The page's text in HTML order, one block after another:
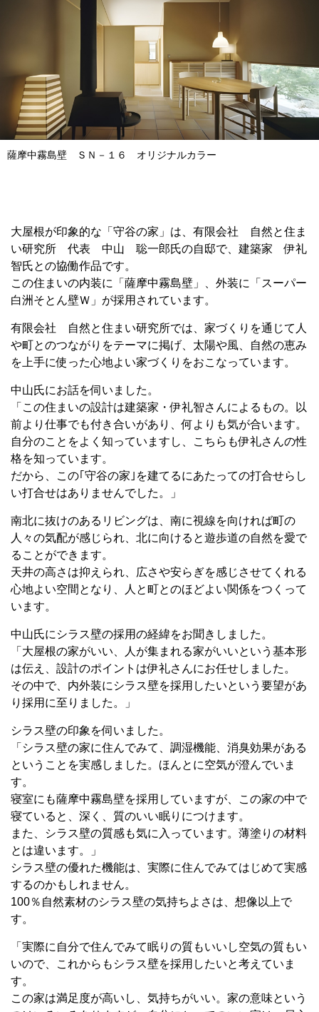
薩摩中霧島壁 ＳＮ－１６ オリジナルカラー
大屋根が印象的な「守谷の家」は、有限会社 自然と住ま
い研究所 代表 中山 聡一郎氏の自邸で、建築家 伊礼
智氏との協働作品です。
この住まいの内装に「薩摩中霧島壁」、外装に「スーパー
白洲そとん壁Ｗ」が採用されています。
有限会社 自然と住まい研究所では、家づくりを通じて人
や町とのつながりをテーマに掲げ、太陽や風、自然の恵み
を上手に使った心地よい家づくりをおこなっています。
中山氏にお話を伺いました。
「この住まいの設計は建築家・伊礼智さんによるもの。以
前より仕事でも付き合いがあり、何よりも気が合います。
自分のことをよく知っていますし、こちらも伊礼さんの性
格を知っています。
だから、この｢守谷の家｣を建てるにあたっての打合せらし
い打合せはありませんでした。」
南北に抜けのあるリビングは、南に視線を向ければ町の
人々の気配が感じられ、北に向けると遊歩道の自然を愛で
ることができます。
天井の高さは抑えられ、広さや安らぎを感じさせてくれる
心地よい空間となり、人と町とのほどよい関係をつくって
います。
中山氏にシラス壁の採用の経緯をお聞きしました。
「大屋根の家がいい、人が集まれる家がいいという基本形
は伝え、設計のポイントは伊礼さんにお任せしました。
その中で、内外装にシラス壁を採用したいという要望があ
り採用に至りました。」
シラス壁の印象を伺いました。
「シラス壁の家に住んでみて、調湿機能、消臭効果がある
ということを実感しました。ほんとに空気が澄んでいま
す。
寝室にも薩摩中霧島壁を採用していますが、この家の中で
寝ていると、深く、質のいい眠りにつけます。
また、シラス壁の質感も気に入っています。薄塗りの材料
とは違います。」
シラス壁の優れた機能は、実際に住んでみてはじめて実感
するのかもしれません。
100％自然素材のシラス壁の気持ちよさは、想像以上で
す。
「実際に自分で住んでみて眠りの質もいいし空気の質もい
いので、これからもシラス壁を採用したいと考えていま
す。
この家は満足度が高いし、気持ちがいい。家の意味という